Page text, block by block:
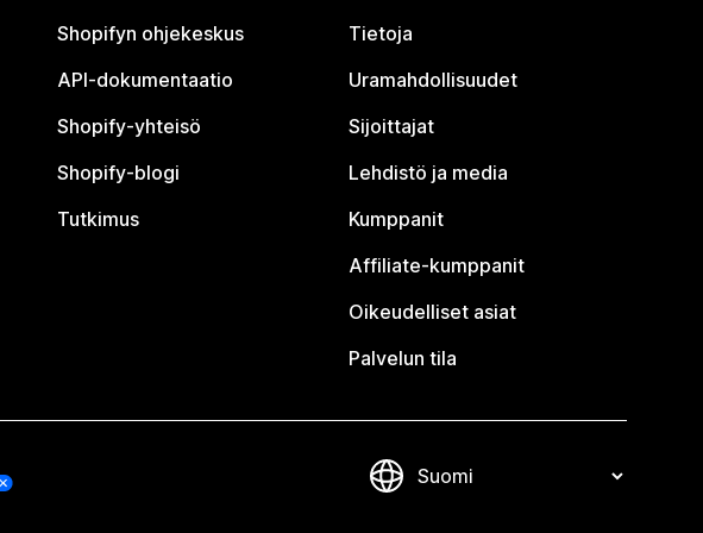
Shopifyn ohjekeskus
API-dokumentaatio
Shopify-yhteisö
Shopify-blogi
Tutkimus
Tietoja
Uramahdollisuudet
Sijoittajat
Lehdistö ja media
Kumppanit
Affiliate-kumppanit
Oikeudelliset asiat
Palvelun tila